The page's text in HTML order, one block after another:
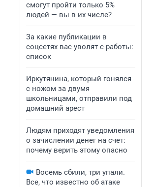
смогут пройти только 5%
людей — вы в их числе?
За какие публикации в
соцсетях вас уволят с работы:
список
Иркутянина, который гонялся
с ножом за двумя
школьницами, отправили под
домашний арест
Людям приходят уведомления
о зачислении денег на счет:
почему верить этому опасно
Восемь сбили, три упали.
Все, что известно об атаке